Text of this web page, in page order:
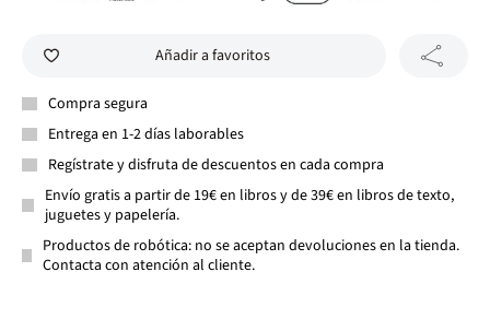
Añadir a favoritos
Compra segura
Entrega en 1-2 días laborables
Regístrate y disfruta de descuentos en cada compra
Envío gratis a partir de 19€ en libros y de 39€ en libros de texto,
juguetes y papelería.
Productos de robótica: no se aceptan devoluciones en la tienda.
Contacta con atención al cliente.